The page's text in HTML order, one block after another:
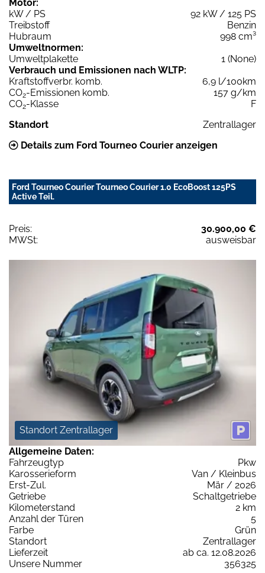
Motor:
kW / PS
92 kW / 125 PS
Treibstoff
Benzin
Hubraum
998 cm³
Umweltnormen:
Umweltplakette
1 (None)
Verbrauch und Emissionen nach WLTP:
Kraftstoffverbr. komb.
6,9 l/100km
CO2-Emissionen komb.
157 g/km
CO2-Klasse
F
Standort
Zentrallager
Details zum Ford Tourneo Courier anzeigen
Ford Tourneo Courier Tourneo Courier 1.0 EcoBoost 125PS
Active Teil.
Preis:
30.900,00 €
MWSt:
ausweisbar
Standort Zentrallager
Allgemeine Daten:
Fahrzeugtyp
Pkw
Karosserieform
Van / Kleinbus
Erst-Zul.
Mär / 2026
Getriebe
Schaltgetriebe
Kilometerstand
2 km
Anzahl der Türen
5
Farbe
Grün
Standort
Zentrallager
Lieferzeit
ab ca. 12.08.2026
Unsere Nummer
356325